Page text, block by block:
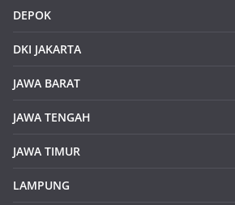
DEPOK
DKI JAKARTA
JAWA BARAT
JAWA TENGAH
JAWA TIMUR
LAMPUNG